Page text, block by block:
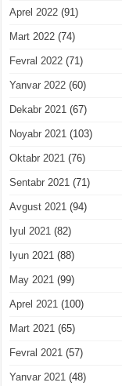
Aprel 2022 (91)
Mart 2022 (74)
Fevral 2022 (71)
Yanvar 2022 (60)
Dekabr 2021 (67)
Noyabr 2021 (103)
Oktabr 2021 (76)
Sentabr 2021 (71)
Avgust 2021 (94)
Iyul 2021 (82)
Iyun 2021 (88)
May 2021 (99)
Aprel 2021 (100)
Mart 2021 (65)
Fevral 2021 (57)
Yanvar 2021 (48)